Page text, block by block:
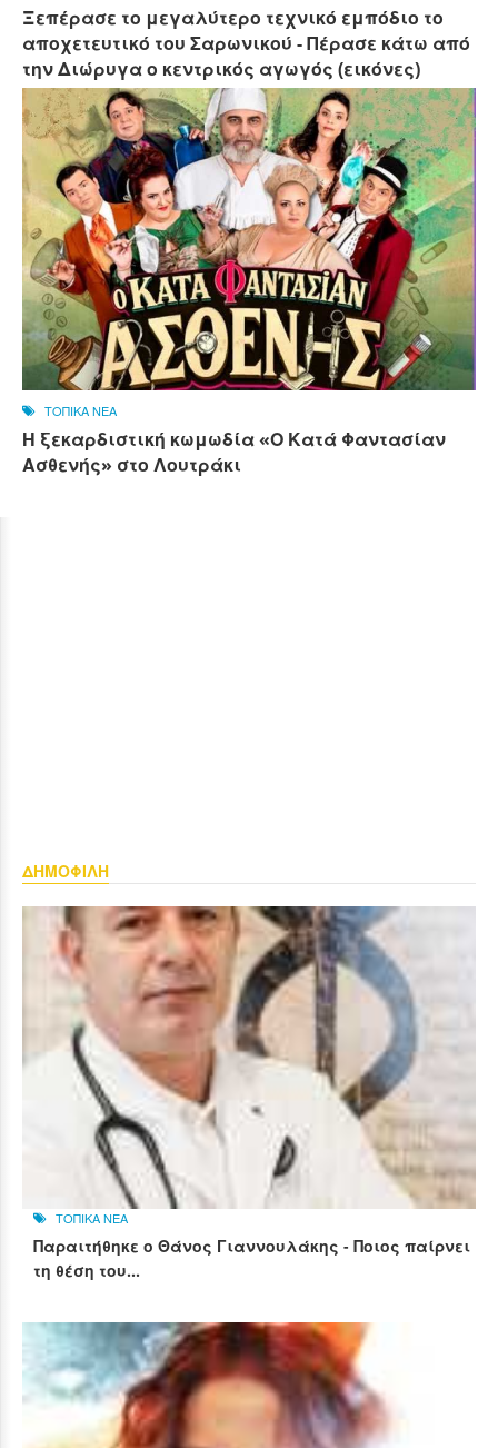
Ξεπέρασε το μεγαλύτερο τεχνικό εμπόδιο το
αποχετευτικό του Σαρωνικού - Πέρασε κάτω από
την Διώρυγα ο κεντρικός αγωγός (εικόνες)
ΤΟΠΙΚΑ ΝΕΑ
Η ξεκαρδιστική κωμωδία «Ο Κατά Φαντασίαν
Ασθενής» στο Λουτράκι
ΔΗΜΟΦΙΛΗ
ΤΟΠΙΚΑ ΝΕΑ
Παραιτήθηκε ο Θάνος Γιαννουλάκης - Ποιος παίρνει
τη θέση του...